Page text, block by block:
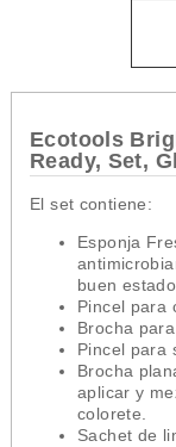
Ecotools
Ready, Set,
El set contiene:
Esponja
buen
Pincel para
Brocha
Pincel para
Brocha
aplicar y
colorete.
Sachet de